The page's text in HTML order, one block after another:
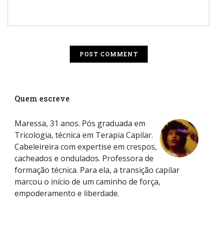
Quem escreve
Maressa, 31 anos. Pós graduada em
Tricologia, técnica em Terapia Capilar.
Cabeleireira com expertise em crespos,
cacheados e ondulados. Professora de
formação técnica. Para ela, a transição capilar
marcou o início de um caminho de força,
empoderamento e liberdade.